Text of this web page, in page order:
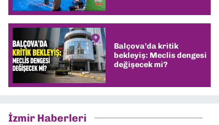
Balçova’da kritik
bekleyiş: Meclis dengesi
değişecek mi?
İzmir Haberleri